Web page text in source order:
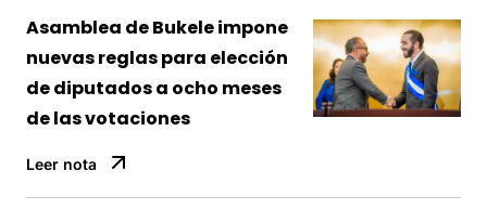
Asamblea de Bukele impone
nuevas reglas para elección
de diputados a ocho meses
de las votaciones
Leer nota